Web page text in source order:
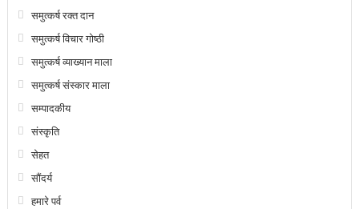
समुत्कर्ष रक्त दान
समुत्कर्ष विचार गोष्ठी
समुत्कर्ष व्याख्यान माला
समुत्कर्ष संस्कार माला
सम्पादकीय
संस्कृति
सेहत
सौंदर्य
हमारे पर्व